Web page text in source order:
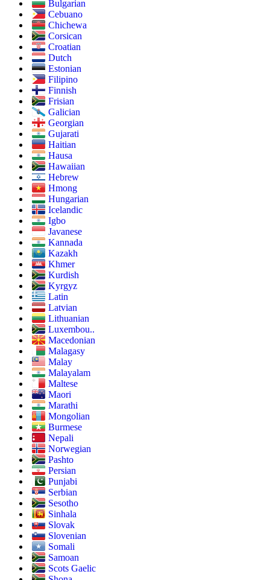
Bulgarian
Cebuano
Chichewa
Corsican
Croatian
Dutch
Estonian
Filipino
Finnish
Frisian
Galician
Georgian
Gujarati
Haitian
Hausa
Hawaiian
Hebrew
Hmong
Hungarian
Icelandic
Igbo
Javanese
Kannada
Kazakh
Khmer
Kurdish
Kyrgyz
Latin
Latvian
Lithuanian
Luxembou..
Macedonian
Malagasy
Malay
Malayalam
Maltese
Maori
Marathi
Mongolian
Burmese
Nepali
Norwegian
Pashto
Persian
Punjabi
Serbian
Sesotho
Sinhala
Slovak
Slovenian
Somali
Samoan
Scots Gaelic